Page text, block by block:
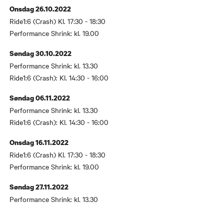
Onsdag 26.10.2022
Ride1:6 (Crash) Kl. 17:30 - 18:30
Performance Shrink: kl. 19.00
Søndag 30.10.2022
Performance Shrink: kl. 13.30
Ride1:6 (Crash): Kl. 14:30 - 16:00
Søndag 06.11.2022
Performance Shrink: kl. 13.30
Ride1:6 (Crash): Kl. 14:30 - 16:00
Onsdag 16.11.2022
Ride1:6 (Crash) Kl. 17:30 - 18:30
Performance Shrink: kl. 19.00
Søndag 27.11.2022
Performance Shrink: kl. 13.30